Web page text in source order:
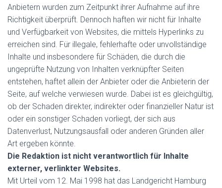
Anbietern wurden zum Zeitpunkt ihrer Aufnahme auf ihre
Richtigkeit überprüft. Dennoch haften wir nicht für Inhalte
und Verfügbarkeit von Websites, die mittels Hyperlinks zu
erreichen sind. Für illegale, fehlerhafte oder unvollständige
Inhalte und insbesondere für Schäden, die durch die
ungeprüfte Nutzung von Inhalten verknüpfter Seiten
entstehen, haftet allein der Anbieter oder die Anbieterin der
Seite, auf welche verwiesen wurde. Dabei ist es gleichgültig,
ob der Schaden direkter, indirekter oder finanzieller Natur ist
oder ein sonstiger Schaden vorliegt, der sich aus
Datenverlust, Nutzungsausfall oder anderen Gründen aller
Art ergeben könnte.
Die Redaktion ist nicht verantwortlich für Inhalte
externer, verlinkter Websites.
Mit Urteil vom 12. Mai 1998 hat das Landgericht Hamburg